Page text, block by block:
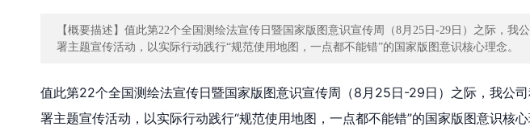
【概要描述】值此第22个全国测绘法宣传日暨国家版图意识宣传周（8月25日-29日）之际，我
署主题宣传活动，以实际行动践行“规范使用地图，一点都不能错”的国家版图意识核心理念。
值此第22个全国测绘法宣传日暨国家版图意识宣传周（8月25日-29日）之际，我公
署主题宣传活动，以实际行动践行“规范使用地图，一点都不能错”的国家版图意识核心